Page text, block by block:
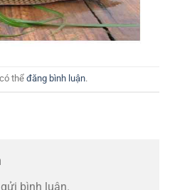
thể đăng bình luận.
bình luận.